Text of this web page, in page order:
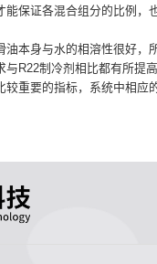
能保证各混合组分的比例，
油本身与水的相溶性很好，
与R22制冷剂相比都有所提
较重要的指标，系统中相应